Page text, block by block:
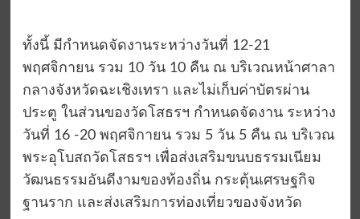
ทั้งนี้ มีกำหนดจัดงานระหว่างวันที่ 12-21
พฤศจิกายน รวม 10 วัน 10 คืน ณ บริเวณหน้าศาลา
กลางจังหวัดฉะเชิงเทรา และไม่เก็บค่าบัตรผ่าน
ประตู ในส่วนของวัดโสธรฯ กำหนดจัดงาน ระหว่าง
วันที่ 16 -20 พฤศจิกายน รวม 5 วัน 5 คืน ณ บริเวณ
พระอุโบสถวัดโสธรฯ เพื่อส่งเสริมขนบธรรมเนียม
วัฒนธรรมอันดีงามของท้องถิ่น กระตุ้นเศรษฐกิจ
ฐานราก และส่งเสริมการท่องเที่ยวของจังหวัด